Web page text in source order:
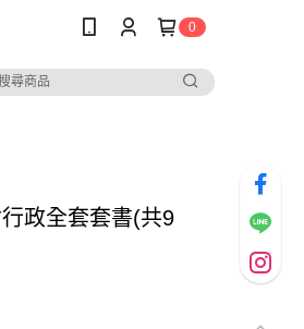
0
政全套套書(共9